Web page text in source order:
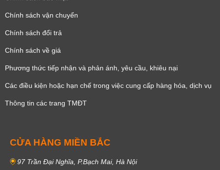
Chính sách vận chuyển
Chính sách đổi trả
Chính sách về giá
Phương thức tiếp nhận và phản ánh, yêu cầu, khiêu nại
Các điều kiện hoặc hạn chế trong việc cung cấp hàng hóa, dịch vụ
Thông tin các trang TMĐT
CỬA HÀNG MIỀN BẮC
97 Trần Đại Nghĩa, P.Bạch Mai, Hà Nội